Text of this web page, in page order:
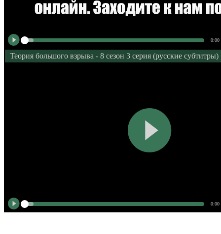
0:00
Теория большого взрыва - 8 сезон 3 серия (русские субтитры)
0:00